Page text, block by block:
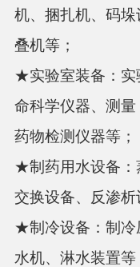
机、捆扎机、码
叠机等；
★实验室装备：实
命科学仪器、测量
药物检测仪器等；
★制药用水设备：
交换设备、反渗析
★制冷设备：制冷
水机、淋水装置等